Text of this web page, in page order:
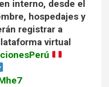
interno, desde el
hospedajes y
registrar a
virtual